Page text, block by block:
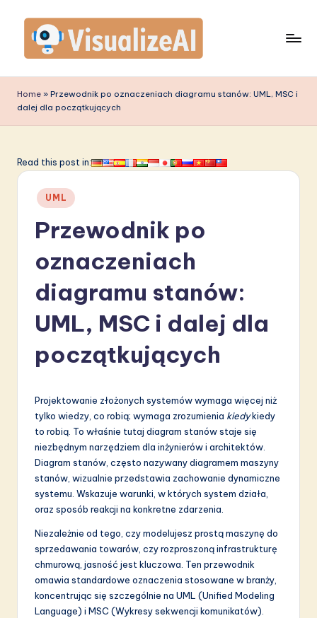
content
is
u
li
A
in
A
Home » Przewodnik po oznaczeniach diagramu stanów: UML, MSC i
dalej dla początkujących
Read this post in:
Posted
in
UML
Przewodnik po
oznaczeniach
diagramu stanów:
UML, MSC i dalej dla
początkujących
Projektowanie złożonych systemów wymaga więcej niż
tylko wiedzy, co robią; wymaga zrozumienia kiedykiedy
to robią. To właśnie tutaj diagram stanów staje się
niezbędnym narzędziem dla inżynierów i architektów.
Diagram stanów, często nazywany diagramem maszyny
stanów, wizualnie przedstawia zachowanie dynamiczne
systemu. Wskazuje warunki, w których system działa,
oraz sposób reakcji na konkretne zdarzenia.
Niezależnie od tego, czy modelujesz prostą maszynę do
sprzedawania towarów, czy rozproszoną infrastrukturę
chmurową, jasność jest kluczowa. Ten przewodnik
omawia standardowe oznaczenia stosowane w branży,
koncentrując się szczególnie na UML (Unified Modeling
Language) i MSC (Wykresy sekwencji komunikatów).